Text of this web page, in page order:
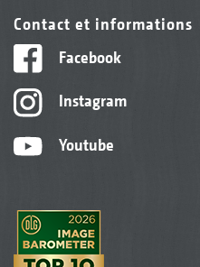
Contact et informations
Facebook
Instagram
Youtube